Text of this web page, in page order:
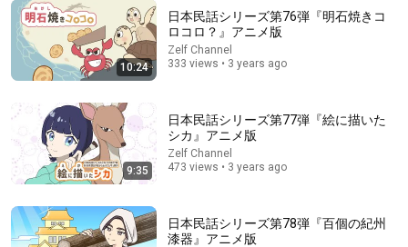
えたい日本昔話～】
BS-TBS公式チャンネル • 389K views
10:24
日本民話シリーズ第76弾『明石焼きコ
ロコロ？』アニメ版
Zelf Channel
333 views • 3 years ago
9:35
日本民話シリーズ第77弾『絵に描いた
シカ』アニメ版
Zelf Channel
473 views • 3 years ago
日本民話シリーズ第78弾『百個の紀州
漆器』アニメ版